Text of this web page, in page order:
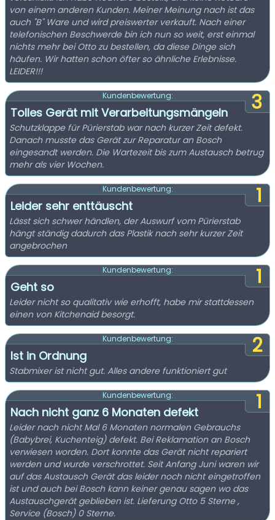
von einem anderen Kunden. Meiner Meinung nach ist das
auch "B" Ware und wird preiswerter verkauft. Nach einer
telefonischen Beschwerde bin ich nun so weit, erst einmal
nichts mehr bei Otto zu bestellen, da diese Dinge sich
häufen. Wir hatten schon öfter so ähnliche Erlebnisse.
LEIDER!!!
3
Kundenbewertung:
Tolles Gerät mit Verarbeitungsmängeln
Schutzklappe für Pürierstab war nach kurzer Zeit defekt.
Danach musste das Gerät zur Reparatur an Bosch
eingesandt werden. Die Wartezeit bis zum Austausch betrug
mehr als vier Wochen.
1
Kundenbewertung:
Leider sehr enttäuscht
Lässt sich schwer händlen, der Auswurf vom Pürierstab
hängt ständig dadurch das Plastik nach sehr kurzer Zeit
angebrochen
1
Kundenbewertung:
Geht so
Leider nicht so qualitativ wie erhofft, habe mir stattdessen
einen von Kitchenaid besorgt.
2
Kundenbewertung:
Ist in Ordnung
Stabmixer ist nicht gut. Alles andere funktioniert gut
1
Kundenbewertung:
Nach nicht ganz 6 Monaten defekt
Leider nach nicht Mal 6 Monaten normalen Gebrauchs
(Babybrei, Kuchenteig) defekt. Bei Reklamation an Bosch
verwiesen worden. Dort konnte das Gerät nicht repariert
werden und wurde verschrottet. Seit Anfang Juni waren wir
auf das Austausch Gerät das leider noch nicht eingetroffen
ist und auch bei Bosch kann keiner genau sagen wo das
Austauschgerät geblieben ist. Lieferung Otto 5 Sterne ,
Service (Bosch) 0 Sterne.